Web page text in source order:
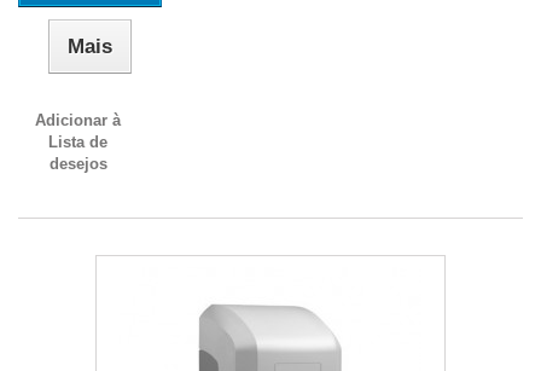
Mais
Adicionar à
Lista de
desejos